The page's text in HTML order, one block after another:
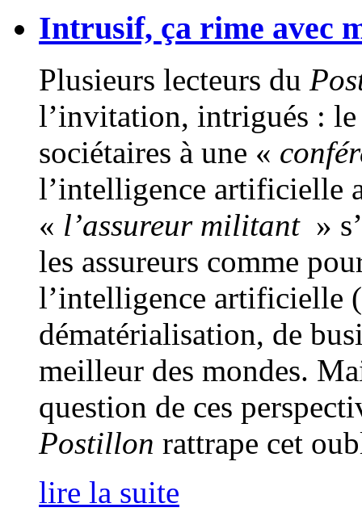
Intrusif, ça rime avec
Plusieurs lecteurs du
l’invitation, intrigués :
sociétaires à une «
l’intelligence artificielle
« l’assureur militant »
les assureurs comme
l’intelligence artificielle
dématérialisation, de
meilleur des mondes.
question de ces
Postillon rattrape cet
lire la suite